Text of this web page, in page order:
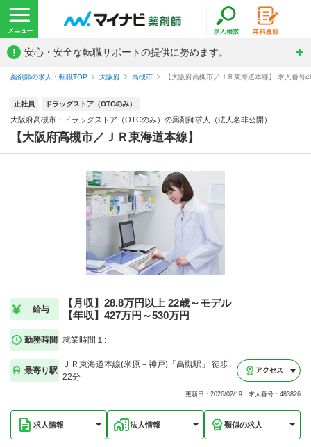
! 安心・安全な転職サポートの提供に努めます。
薬剤師の求人・転職TOP 大阪府 高槻市 【大阪府高槻市／ＪＲ東海道本線】 求人番号
正社員 ドラッグストア（OTCのみ）
大阪府高槻市・ドラッグストア（OTCのみ）の薬剤師求人（法人名非公開）
【大阪府高槻市／ＪＲ東海道本線】
給与
【月収】28.8万円以上 22歳～モデル
【年収】427万円～530万円
勤務時間 就業時間１:
最寄り駅
ＪＲ東海道本線(米原－神戸)「高槻駅」 徒歩
22分
アクセス
更新日：2026/02/19 求人番号：483826
求人情報 法人情報 類似の求人